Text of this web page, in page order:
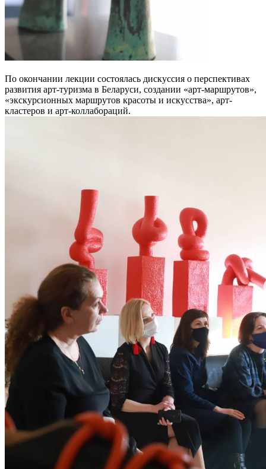
По окончании лекции состоялась дискуссия о перспективах
развития арт-туризма в Беларуси, создании «арт-маршрутов»,
«экскурсионных маршрутов красоты и искусства», арт-
кластеров и арт-коллабораций.